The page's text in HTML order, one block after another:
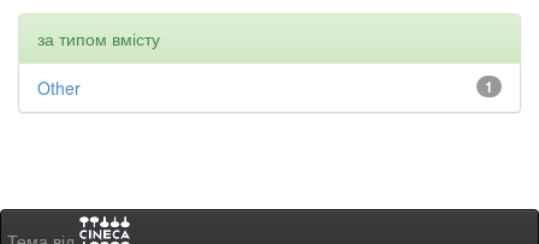
за типом вмісту
1
Other